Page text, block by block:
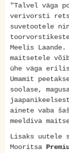
"Talvel väga
verivorsti
suvetootele
Meelis
maitsetele
ühe väga
Umamit
soolase,
ainete vaba
meeldiva
Lisaks uutele
Mooritsa